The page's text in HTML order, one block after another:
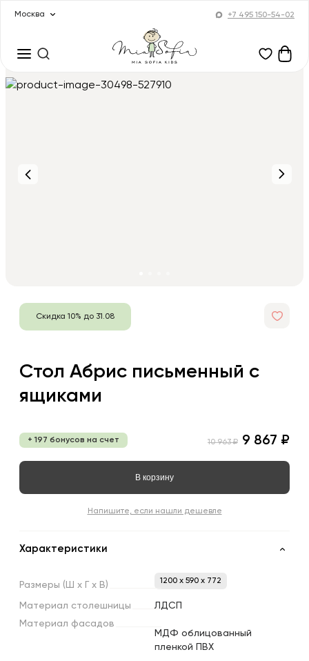
Москва +7 495 150-54-02
Скидка 10% до 31.08
Стол Абрис письменный с
ящиками
+ 197 бонусов на счет 10 963 ₽ 9 867 ₽
В корзину
Напишите, если нашли дешевле
Характеристики
Размеры (Ш х х В) 1200 x 590 x 772
Материал столешницы
ЛДСП
Материал фасадов
МДФ облицованный
пленкой ПВХ